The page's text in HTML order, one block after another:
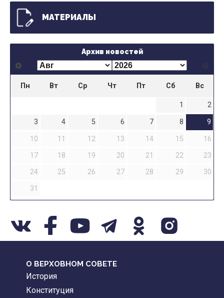
МАТЕРИАЛЫ
Архив новостей
Пн Вт Ср Чт Пт Сб Вс
1
2
3
4 5 6 7 8
9
10
11 12 13 14 15
16
17
18 19 20 21 22
23
24
25 26 27 28 29
30
31
О ВЕРХОВНОМ СОВЕТЕ
История
Конституция